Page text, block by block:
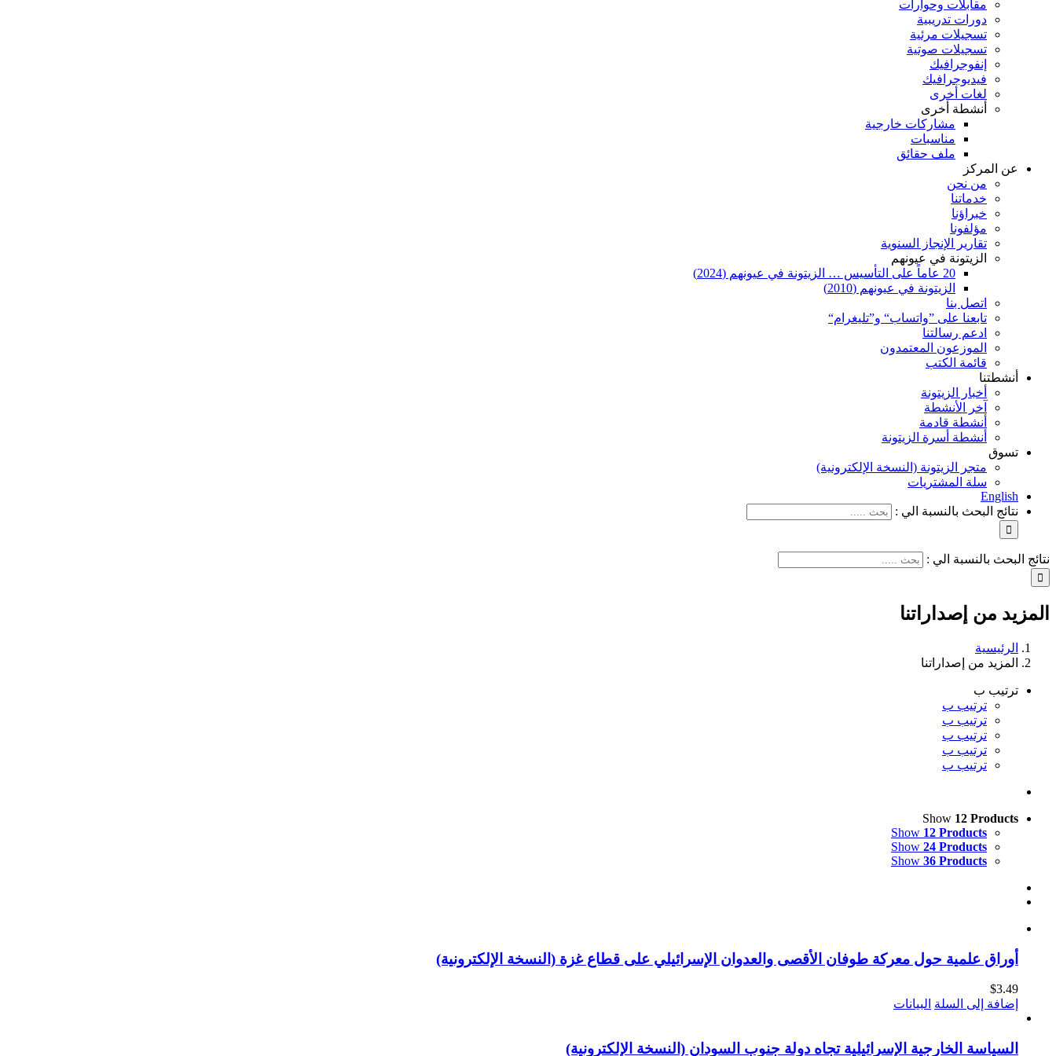
مقابلات وحوارات
دورات تدريبية
تسجيلات مرئية
تسجيلات صوتية
إنفوجرافيك
فيديوجرافيك
لغات أخرى
أنشطة أخرى
مشاركات خارجية
مناسبات
ملف حقائق
عن المركز
من نحن
خدماتنا
خبراؤنا
مؤلفونا
تقارير الإنجاز السنوية
الزيتونة في عيونهم
20 عاماً على التأسيس … الزيتونة في عيونهم (2024)
الزيتونة في عيونهم (2010)
اتصل بنا
تابعنا على ”واتساب“ و”تليغرام“
ادعم رسالتنا
الموزعون المعتمدون
قائمة الكتب
أنشطتنا
أخبار الزيتونة
آخر الأنشطة
أنشطة قادمة
أنشطة أسرة الزيتونة
تسوق
متجر الزيتونة (النسخة الإلكترونية)
سلة المشتريات
English
نتائج البحث بالنسبة الي :
نتائج البحث بالنسبة الي :
المزيد من إصداراتنا
الرئيسية
المزيد من إصداراتنا
ترتيب ب
ترتيب ب
ترتيب ب
ترتيب ب
ترتيب ب
ترتيب ب
Show 12 Products
Show 12 Products
Show 24 Products
Show 36 Products
أوراق علمية حول معركة طوفان الأقصى والعدوان الإسرائيلي على قطاع غزة (النسخة الإلكترونية)
$3.49
إضافة إلى السلة البيانات
السياسة الخارجية الإسرائيلية تجاه دولة جنوب السودان (النسخة الإلكترونية)